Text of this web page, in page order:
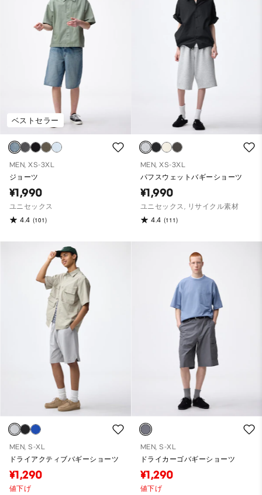
ベストセラー
MEN, XS-3XL
ジョーツ
¥1,990
ユニセックス
4.4 (101)
MEN, XS-3XL
パフスウェットバギーショーツ
¥1,990
ユニセックス, リサイクル素材
4.4 (111)
MEN, S-XL
ドライアクティブバギーショーツ
¥1,290
値下げ
MEN, S-XL
ドライカーゴバギーショーツ
¥1,290
値下げ